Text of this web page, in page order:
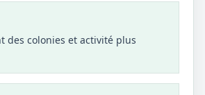
des colonies et activité plus